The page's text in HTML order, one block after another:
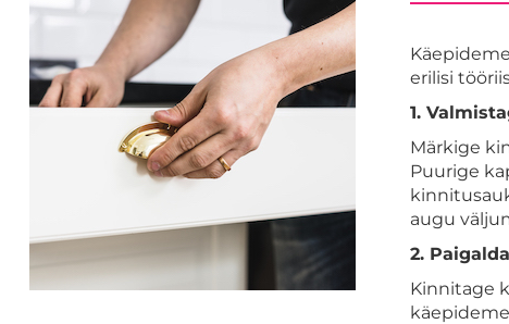
erilisi
1.
Märkige
Puurige
augu
2.
Kinnitage